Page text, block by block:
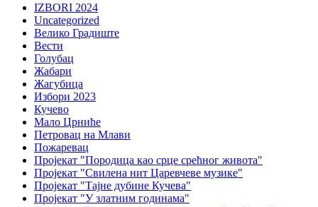
IZBORI 2024
Uncategorized
Велико Градиште
Вести
Голубац
Жабари
Жагубица
Избори 2023
Кучево
Мало Црниће
Петровац на Млави
Пожаревац
Пројекат "Породица као срце срећног живота"
Пројекат "Свилена нит Царевчеве музике"
Пројекат "Тајне дубине Кучева"
Пројекат "У златним годинама"